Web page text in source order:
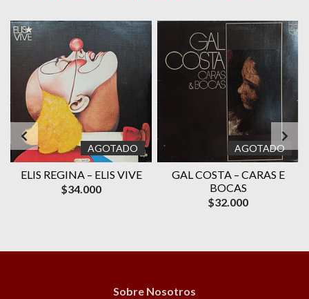
AGOTADO
ELIS REGINA – ELIS VIVE
$34.000
AGOTADO
GAL COSTA ‎– CARAS E
BOCAS
$32.000
Sobre Nosotros